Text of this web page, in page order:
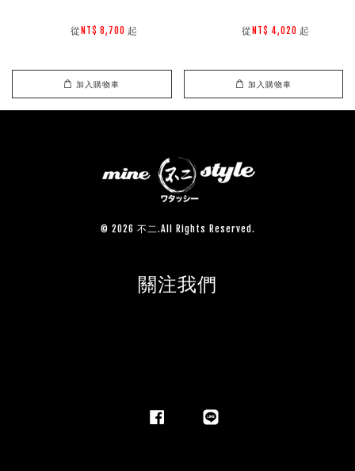
        從
NT$ 8,700 起
加入購物車
        從
NT$ 4,020 起
加入購物車
© 2026 不二.All Rights Reserved.
關注我們